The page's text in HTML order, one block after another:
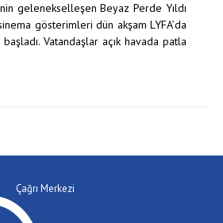
gelenekselleşen Beyaz Perde Yıldı
gösterimleri dün akşam LYFA’da
Vatandaşlar açık havada patla
Çağrı Merkezi